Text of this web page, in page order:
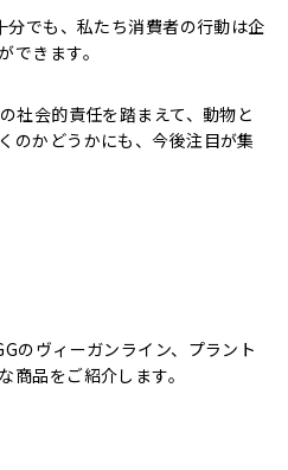
でも、私たち消費者の行動は企
できます。
社会的責任を踏まえて、動物と
のかどうかにも、今後注目が集
のヴィーガンライン、プラント
商品をご紹介します。